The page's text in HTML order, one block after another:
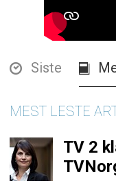
Siste
MEST LESTE
TV 2